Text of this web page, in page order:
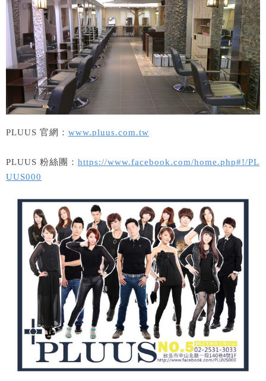
PLUUS 官網： www.pluus.com.tw
PLUUS 粉絲團： https://www.facebook.com/home.php#!/PL
UUS000